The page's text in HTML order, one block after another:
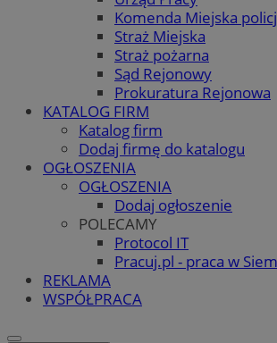
Komenda Miejska
Straż Miejska
Straż pożarna
Sąd Rejonowy
Prokuratura Rejonowa
KATALOG FIRM
Katalog firm
Dodaj firmę do katalogu
OGŁOSZENIA
OGŁOSZENIA
Dodaj ogłoszenie
POLECAMY
Protocol IT
Pracuj.pl - praca w
REKLAMA
WSPÓŁPRACA